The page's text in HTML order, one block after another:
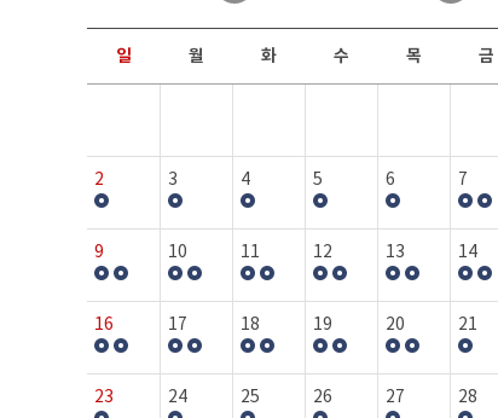
현장실습/IPP사업단
커뮤니티
보도자료
행사갤러리
일 월 화 수 목 금
2 3 4 5 6 7
9 10 11 12 13 14
16 17 18 19 20 21
23 24 25 26 27 28